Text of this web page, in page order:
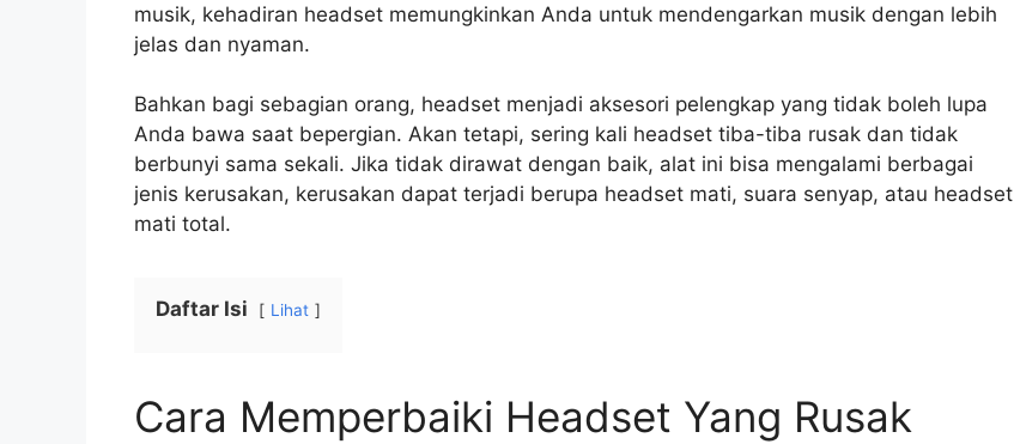
musik, kehadiran headset memungkinkan Anda untuk mendengarkan musik dengan lebih
jelas dan nyaman.
Bahkan bagi sebagian orang, headset menjadi aksesori pelengkap yang tidak boleh lupa
Anda bawa saat bepergian. Akan tetapi, sering kali headset tiba-tiba rusak dan tidak
berbunyi sama sekali. Jika tidak dirawat dengan baik, alat ini bisa mengalami berbagai
jenis kerusakan, kerusakan dapat terjadi berupa headset mati, suara senyap, atau headset
mati total.
Daftar Isi Lihat
Cara Memperbaiki Headset Yang Rusak